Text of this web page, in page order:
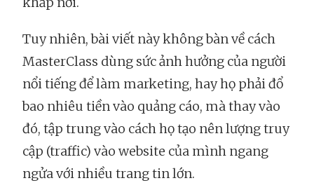
Tuy nhiên, bài viết này không bàn về cách
MasterClass dùng sức ảnh hưởng của người
nổi tiếng để làm marketing, hay họ phải đổ
bao nhiêu tiền vào quảng cáo, mà thay vào
đó, tập trung vào cách họ tạo nên lượng truy
cập (traffic) vào website của mình ngang
ngửa với nhiều trang tin lớn.